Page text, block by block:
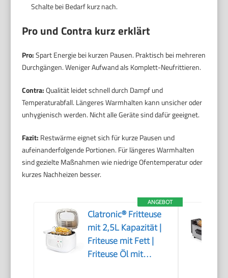
Schalte bei Bedarf kurz nach.
Pro und Contra kurz erklärt
Pro:Spart Energie bei kurzen Pausen. Praktisch bei mehreren
Durchgängen. Weniger Aufwand als Komplett-Neufrittieren.
Contra:Qualität leidet schnell durch Dampf und
Temperaturabfall. Längeres Warmhalten kann unsicher oder
unhygienisch werden. Nicht alle Geräte sind dafür geeignet.
Fazit: Restwärme eignet sich für kurze Pausen und
aufeinanderfolgende Portionen. Für längeres Warmhalten
sind gezielte Maßnahmen wie niedrige Ofentemperatur oder
kurzes Nachheizen besser.
ANGEBOT
Clatronic® Fritteuse
mit 2,5L Kapazität |
Friteuse mit Fett |
Friteuse Öl mit